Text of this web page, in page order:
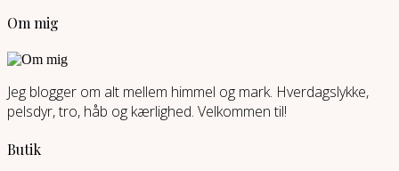
Om mig
Jeg blogger om alt mellem himmel og mark. Hverdagslykke,
pelsdyr, tro, håb og kærlighed. Velkommen til!
Butik